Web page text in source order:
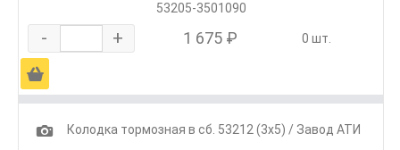
53205-3501090
- + 1 675 ₽ 0 шт.
Ä
1
Колодка тормозная в сб. 53212 (3х5) / Завод АТИ